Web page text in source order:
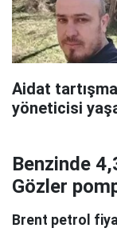
Aidat
yöneticisi
Benzinde
Gözler
Brent petrol